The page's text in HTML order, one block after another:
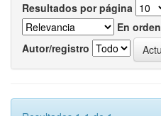
Resultados por página
En orden
Autor/registro